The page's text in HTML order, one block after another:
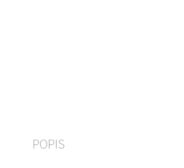
POPIS